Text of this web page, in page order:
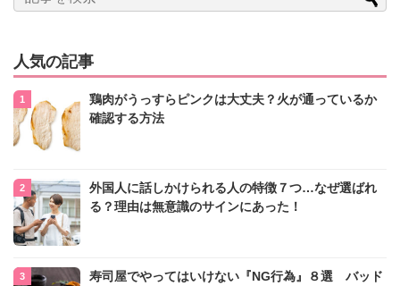
人気の記事
鶏肉がうっすらピンクは大丈夫？火が通っているか
確認する方法
外国人に話しかけられる人の特徴７つ…なぜ選ばれ
る？理由は無意識のサインにあった！
寿司屋でやってはいけない『NG行為』８選 バッド